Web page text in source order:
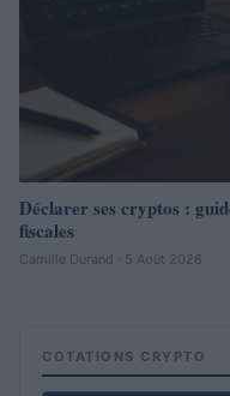
Déclarer ses cryptos :
fiscales
Camille Durand · 5 Août 2026
COTATIONS CRYPTO